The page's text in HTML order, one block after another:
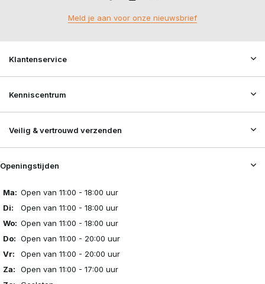
Meld je aan voor onze nieuwsbrief
Klantenservice
Kenniscentrum
Veilig & vertrouwd verzenden
Openingstijden
Ma: Open van 11:00 - 18:00 uur
Di:
Open van 11:00 - 18:00 uur
Wo: Open van 11:00 - 18:00 uur
Do: Open van 11:00 - 20:00 uur
Vr:
Open van 11:00 - 20:00 uur
Za:
Open van 11:00 - 17:00 uur